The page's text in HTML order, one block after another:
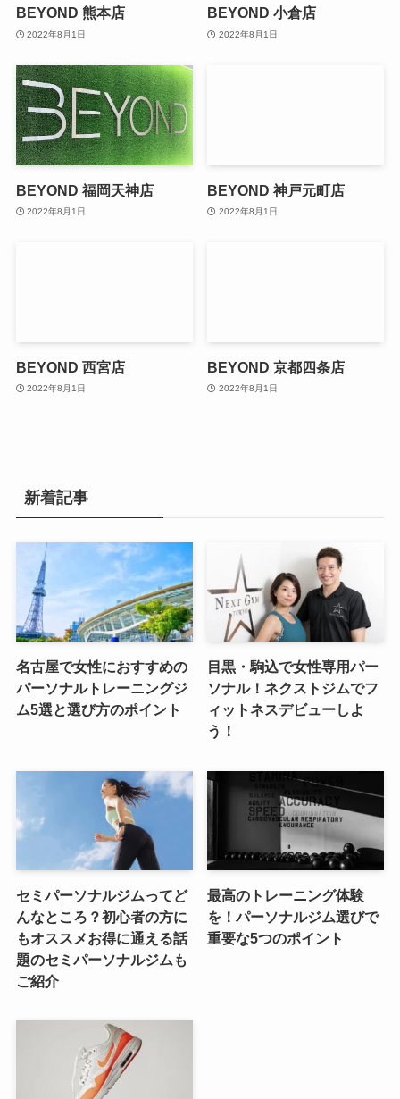
BEYOND 熊本店
2022年8月1日
BEYOND 小倉店
2022年8月1日
BEYOND 福岡天神店
2022年8月1日
BEYOND 神戸元町店
2022年8月1日
BEYOND 西宮店
2022年8月1日
BEYOND 京都四条店
2022年8月1日
新着記事
名古屋で女性におすすめの
パーソナルトレーニングジ
ム5選と選び方のポイント
目黒・駒込で女性専用パー
ソナル！ネクストジムでフ
ィットネスデビューしよ
う！
セミパーソナルジムってど
んなところ？初心者の方に
もオススメお得に通える話
題のセミパーソナルジムも
ご紹介
最高のトレーニング体験
を！パーソナルジム選びで
重要な5つのポイント